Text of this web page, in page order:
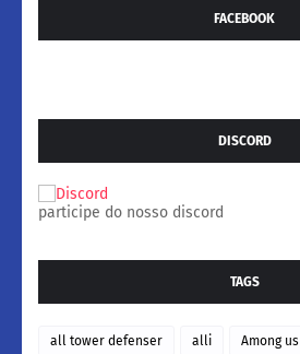
FACEBOOK
DISCORD
participe do nosso discord
TAGS
all tower defenser alli Among us